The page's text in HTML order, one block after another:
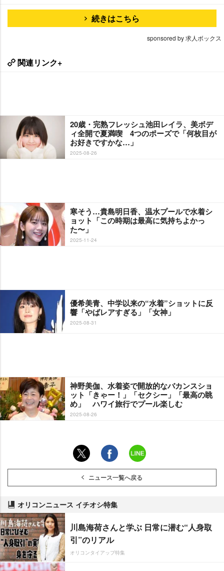
続きはこちら
sponsored by 求人ボックス
関連リンク+
20歳・完熟フレッシュ池田レイラ、美ボデ
ィ全開で夏満喫 4つのポーズで「何枚目が
お好きですかな…」
2025-08-26
寒そう…貴島明日香、温水プールで水着シ
ョット「この時期は最高に気持ちよかっ
た〜」
2025-11-24
優希美青、中学以来の“水着”ショットに反
響「やばレアすぎる」「女神」
2025-08-31
神野美伽、水着姿で開放的なバカンスショ
ット「きゃー！」「セクシー」「最高の眺
め」 ハワイ旅行でプール楽しむ
2025-08-26
ニュース一覧へ戻る
オリコンニュース イチオシ特集
川島海荷さんと学ぶ 日常に潜む“人身取
引”のリアル
オリコンタイアップ特集